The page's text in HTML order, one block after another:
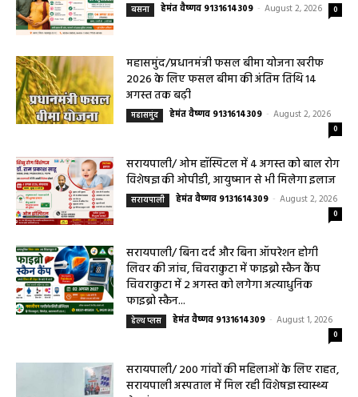
बसना हेमंत वैष्णव 9131614309 - August 2, 2026 0
महासमुंद/प्रधानमंत्री फसल बीमा योजना खरीफ
2026 के लिए फसल बीमा की अंतिम तिथि 14
अगस्त तक बढ़ी
महासमुंद हेमंत वैष्णव 9131614309 - August 2, 2026
0
सरायपाली/ ओम हॉस्पिटल में 4 अगस्त को बाल रोग
विशेषज्ञ की ओपीडी, आयुष्मान से भी मिलेगा इलाज
सरायपाली हेमंत वैष्णव 9131614309 - August 2, 2026
0
सरायपाली/ बिना दर्द और बिना ऑपरेशन होगी
लिवर की जांच, चिवराकुटा में फाइब्रो स्कैन कैंप
चिवराकुटा में 2 अगस्त को लगेगा अत्याधुनिक
फाइब्रो स्कैन...
हेल्थ प्लस हेमंत वैष्णव 9131614309 - August 1, 2026
0
सरायपाली/ 200 गांवों की महिलाओं के लिए राहत,
सरायपाली अस्पताल में मिल रही विशेषज्ञ स्वास्थ्य